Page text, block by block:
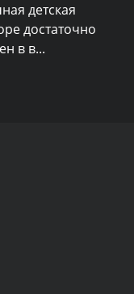
детская
достаточно
в в...